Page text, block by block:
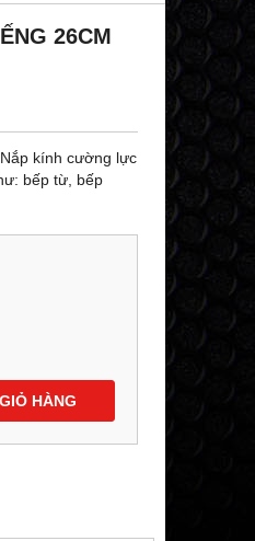
26CM
kính cường lực
bếp từ, bếp
HÀNG